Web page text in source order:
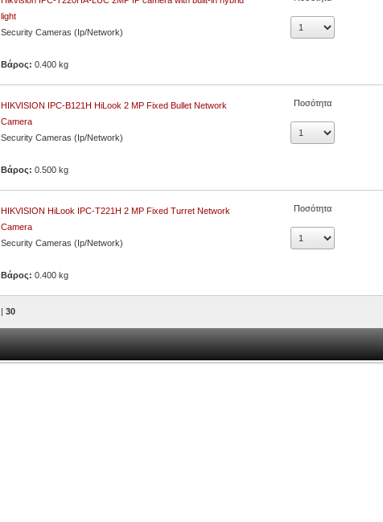
light
Security Cameras (Ip/Network)
Βάρος:0.400 kg
HIKVISION IPC-B121H HiLook 2 MP Fixed Bullet Network
Camera
Security Cameras (Ip/Network)
Βάρος:0.500 kg
Ποσότητα
HIKVISION HiLook IPC-T221H 2 MP Fixed Turret Network
Camera
Security Cameras (Ip/Network)
Βάρος:0.400 kg
Ποσότητα
|30